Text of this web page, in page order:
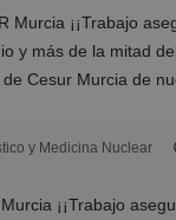
Murcia ¡¡Trabajo
y más de la mitad
Cesur Murcia de
y Medicina Nuclear
¡¡Trabajo